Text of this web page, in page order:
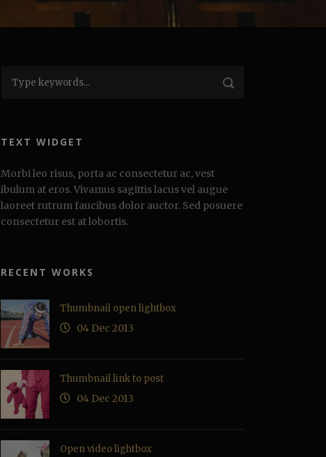
TEXT WIDGET
Morbi leo risus, porta ac consectetur ac, vest
ibulum at eros. Vivamus sagittis lacus vel augue
laoreet rutrum faucibus dolor auctor. Sed posuere
consectetur est at lobortis.
RECENT WORKS
Thumbnail open lightbox
04 Dec 2013
Thumbnail link to post
04 Dec 2013
Open video lightbox